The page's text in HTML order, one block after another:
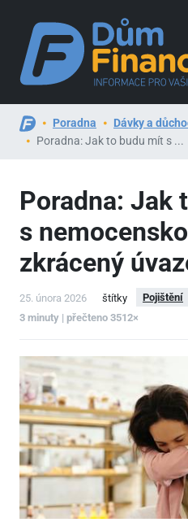
Poradna Dávky a
Poradna: Jak to budu mít s ...
Poradna: Jak
s
zkrácený
25. února 2026 štítky Pojištění
3 minuty | přečteno 3512×